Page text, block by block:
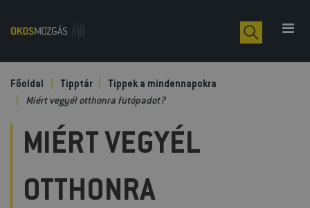
Főoldal Tipptár
Tippek a mindennapokra
Miért vegyél otthonra futópadot?
MIÉRT VEGYÉL
OTTHONRA